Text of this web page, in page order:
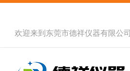
欢迎来到 东莞市德祥仪器有限公司